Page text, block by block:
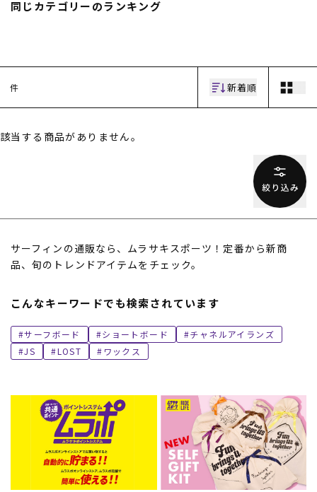
ブランド一覧
フ
ー
よくある質問
お問い合わせ
ニュース
ムラサキスポーツ 公式アプリ
ポイント・クーポンもこのアプリで！
同じカテゴリーのランキング
件 新着順
該当する商品がありません。
サーフィンの通販なら、ムラサキスポーツ！定番から新商
品、旬のトレンドアイテムをチェック。
こんなキーワードでも検索されています
サーフボード ショートボード
チャネルアイランズ
JS
LOST ワックス